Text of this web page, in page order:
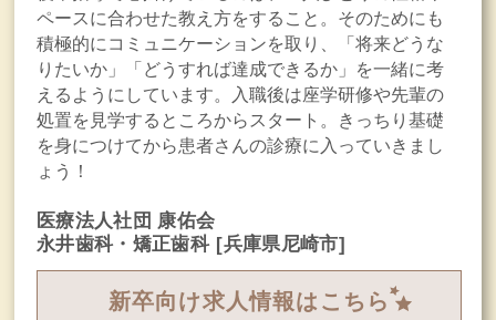
ペースに合わせた教え方をすること。そのためにも
積極的にコミュニケーションを取り、「将来どうな
りたいか」「どうすれば達成できるか」を一緒に考
えるようにしています。入職後は座学研修や先輩の
処置を見学するところからスタート。きっちり基礎
を身につけてから患者さんの診療に入っていきまし
ょう！
医療法人社団 康佑会
永井歯科・矯正歯科 [兵庫県尼崎市]
新卒向け求人情報はこちら